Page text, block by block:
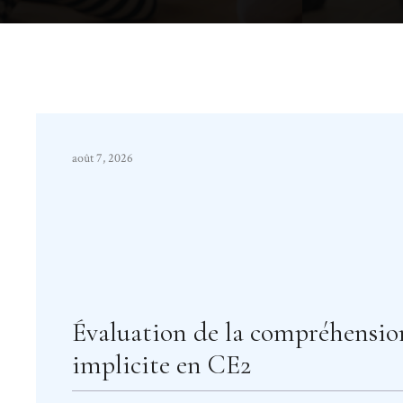
août 7, 2026
Évaluation de la
implicite en CE2